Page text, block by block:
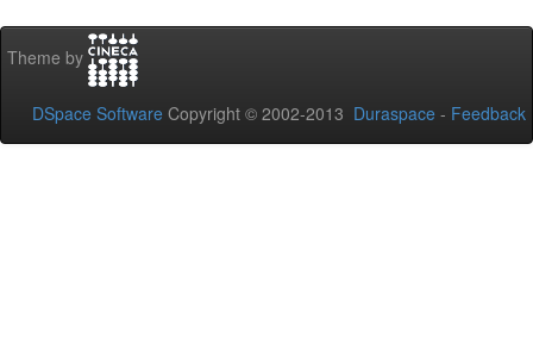
Theme by
DSpace Software Copyright © 2002-2013 Duraspace - Feedback